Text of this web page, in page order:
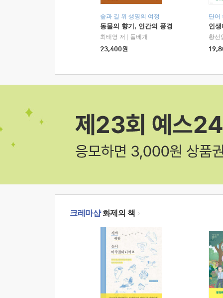
숲과 길 위 생명의 여정
동물의 향기, 인간의 풍경
최태영 저
돌베개
23,400원
단어
인
황선
크레마샵화제의 책